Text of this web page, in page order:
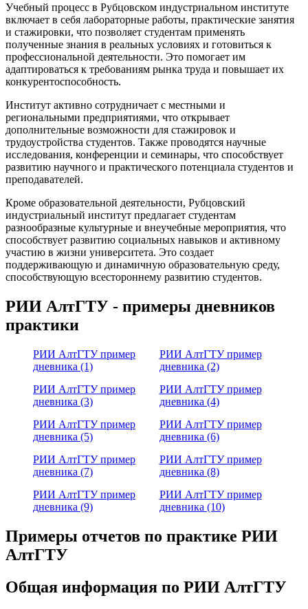
Учебный процесс в Рубцовском индустриальном институте
включает в себя лабораторные работы, практические занятия
и стажировки, что позволяет студентам применять
полученные знания в реальных условиях и готовиться к
профессиональной деятельности. Это помогает им
адаптироваться к требованиям рынка труда и повышает их
конкурентоспособность.
Институт активно сотрудничает с местными и
региональными предприятиями, что открывает
дополнительные возможности для стажировок и
трудоустройства студентов. Также проводятся научные
исследования, конференции и семинары, что способствует
развитию научного и практического потенциала студентов и
преподавателей.
Кроме образовательной деятельности, Рубцовский
индустриальный институт предлагает студентам
разнообразные культурные и внеучебные мероприятия, что
способствует развитию социальных навыков и активному
участию в жизни университета. Это создает
поддерживающую и динамичную образовательную среду,
способствующую всестороннему развитию студентов.
РИИ АлтГТУ - примеры дневников
практики
РИИ АлтГТУ пример
дневника (1)
РИИ АлтГТУ пример
дневника (2)
РИИ АлтГТУ пример
дневника (3)
РИИ АлтГТУ пример
дневника (4)
РИИ АлтГТУ пример
дневника (5)
РИИ АлтГТУ пример
дневника (6)
РИИ АлтГТУ пример
дневника (7)
РИИ АлтГТУ пример
дневника (8)
РИИ АлтГТУ пример
дневника (9)
РИИ АлтГТУ пример
дневника (10)
Примеры отчетов по практике РИИ
АлтГТУ
Общая информация по РИИ АлтГТУ